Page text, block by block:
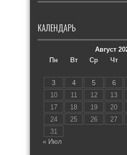
КАЛЕНДАРЬ
Август
Пн
Вт Ср Чт
3
4 5 6
10
11 12 13
17
18 19 20
24
25 26 27
31
« Июл